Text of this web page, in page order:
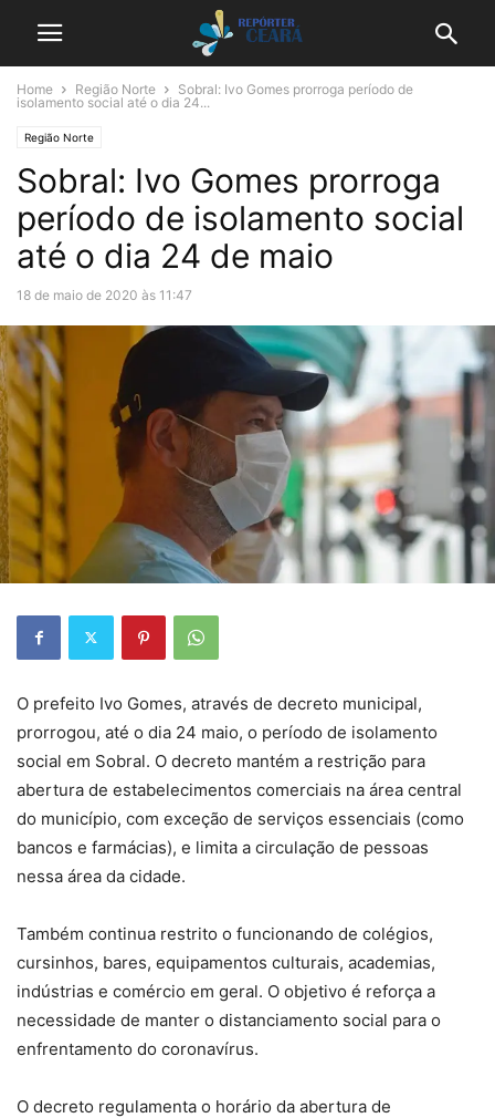
Home Região Norte
Sobral: Ivo Gomes prorroga período de
isolamento social até o dia 24...
Região Norte
Sobral: Ivo Gomes prorroga
período de isolamento social
até o dia 24 de maio
18 de maio de 2020 às 11:47
O prefeito Ivo Gomes, através de decreto municipal,
prorrogou, até o dia 24 maio, o período de isolamento
social em Sobral. O decreto mantém a restrição para
abertura de estabelecimentos comerciais na área central
do município, com exceção de serviços essenciais (como
bancos e farmácias), e limita a circulação de pessoas
nessa área da cidade.
Também continua restrito o funcionando de colégios,
cursinhos, bares, equipamentos culturais, academias,
indústrias e comércio em geral. O objetivo é reforça a
necessidade de manter o distanciamento social para o
enfrentamento do coronavírus.
O decreto regulamenta o horário da abertura de